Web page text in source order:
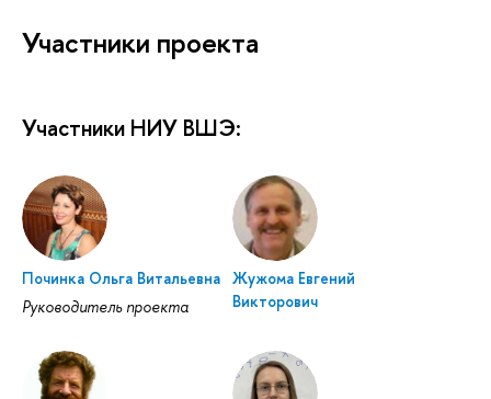
Участники проекта
Участники НИУ ВШЭ:
Починка Ольга Витальевна
Руководитель проекта
Жужома Евгений
Викторович